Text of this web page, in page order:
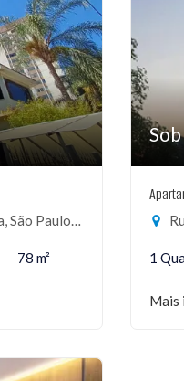
Paulo-SP
78 m² 1
Mais